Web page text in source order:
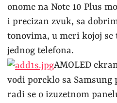
onome na Note 10 Plus
i precizan zvuk, sa
tonovima, u meri kojoj se
jednog telefona.
AMOLED
vodi poreklo sa
radi se o izuzetnom